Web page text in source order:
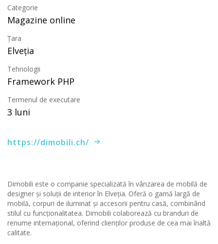
Categorie
Magazine online
Țara
Elveția
Tehnologii
Framework PHP
Termenul de executare
3 luni
https://dimobili.ch/
Dimobili este o companie specializată în vânzarea de mobilă de
designer și soluții de interior în Elveția. Oferă o gamă largă de
mobilă, corpuri de iluminat și accesorii pentru casă, combinând
stilul cu funcționalitatea. Dimobili colaborează cu branduri de
renume internațional, oferind clienților produse de cea mai înaltă
calitate.